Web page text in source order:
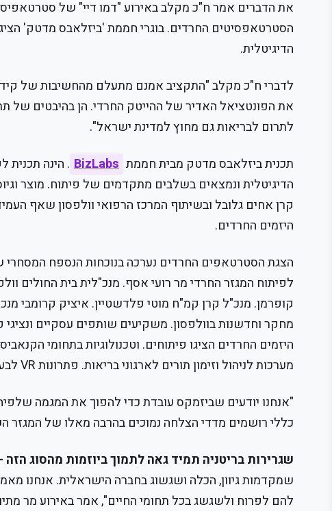
את הדברים אמר ח"כ מקלב באירוע "דמו דיי" של
הסטרטאפסיטים החרדים. בוגרי חממת 'ביזלאבס מדטק'
הדיגיטלית.
לדברי ח"כ מקלב "התקציב אמנם מתעלם מהחשיבות של
את הפונטציאל האדיר של ההייטק החרדי. הן בהיבטים של
לתרום לבריאות גם מחוץ למדינת ישראל".
תכנית ביזלאבס מדטק מבית חממת BizLabs . הינה תכנית
קרן אחים גלובל ובשיתוף המרכז הרפואי וולפסון שאף
היזמים החרדים.
הצגת הסטרטאפים החרדים נערכה בנוכחות הנספח המסחרי
לפיתוח המגזר החרדי מר רועי אסף. מנכ"לית בית החולים
קופרמן. מנכ"ל קרן קמ"ח מוטי פלדשטיין. איציק קרומבי
מחקר וחדשנות בוולפסון. משקיעים שותפים עסקיים ונציגי
היזמים החרדים הציגו פיתוחים. וטכנולוגיות בתחומי
מערכות לניהול וזימון תורים לארגוני בריאות. פתרונות VR לבעיות דיבור. טכנולוגיות לשיפור איכות חיים ועוד.
"אנחנו יודעים שביזמקס עובדת כדי להפוך את המגמה
כללי רושמים מדדי הצלחה נמוכים בהרבה מאלו של המגזר
שגרירות בריטניה תמיד גאה לתמוך ביוזמות מהסוג הזה
שמקדמות גיוון, הכלה ושגשוג בחברה הישראלית. אנחנו
להם לפרוח ולשגשג בכל תחומי החיים", אמר באירוע מר